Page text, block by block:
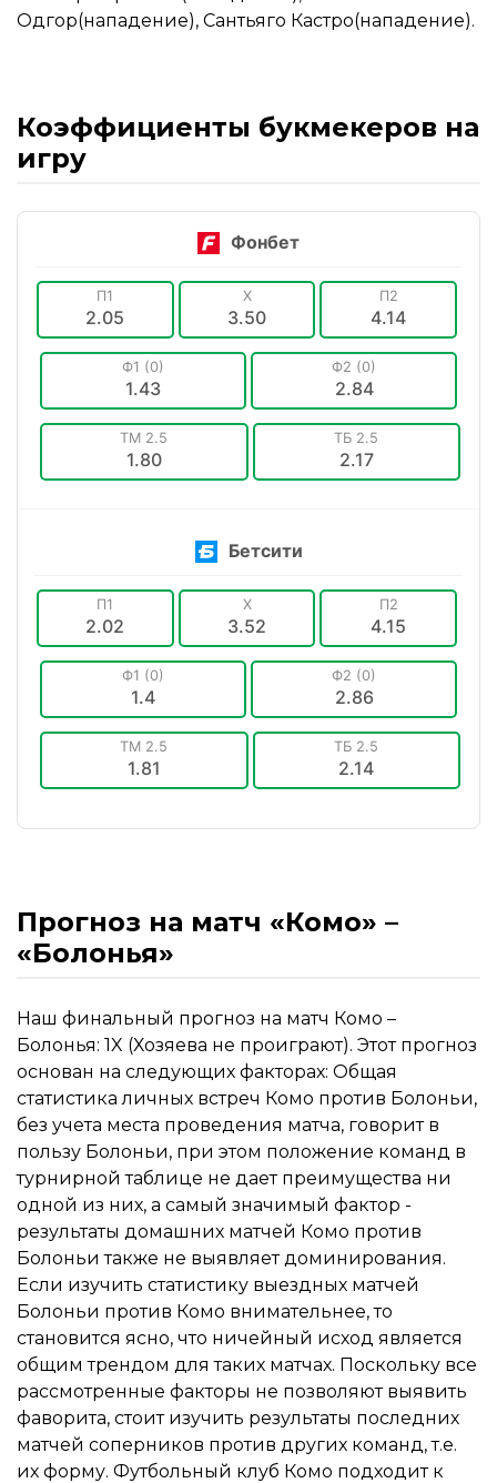
Одгор(нападение), Сантьяго Кастро(нападение).
Коэффициенты букмекеров на
игру
Фонбет
П1
2.05
X
3.50
П2
4.14
Ф1 (0)
1.43
Ф2 (0)
2.84
ТМ 2.5
1.80
ТБ 2.5
2.17
Бетсити
П1
2.02
X
3.52
П2
4.15
Ф1 (0)
1.4
Ф2 (0)
2.86
ТМ 2.5
1.81
ТБ 2.5
2.14
Прогноз на матч «Комо» –
«Болонья»
Наш финальный прогноз на матч Комо –
Болонья: 1X (Хозяева не проиграют). Этот прогноз
основан на следующих факторах: Общая
статистика личных встреч Комо против Болоньи,
без учета места проведения матча, говорит в
пользу Болоньи, при этом положение команд в
турнирной таблице не дает преимущества ни
одной из них, а самый значимый фактор -
результаты домашних матчей Комо против
Болоньи также не выявляет доминирования.
Если изучить статистику выездных матчей
Болоньи против Комо внимательнее, то
становится ясно, что ничейный исход является
общим трендом для таких матчах. Поскольку все
рассмотренные факторы не позволяют выявить
фаворита, стоит изучить результаты последних
матчей соперников против других команд, т.е.
их форму. Футбольный клуб Комо подходит к